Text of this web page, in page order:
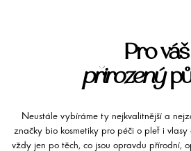
Pro váš
přirozený
Neustále vybíráme ty nejkvalitnější a
značky bio kosmetiky pro péči o pleť i vlasy
vždy jen po těch, co jsou opravdu přírodní,